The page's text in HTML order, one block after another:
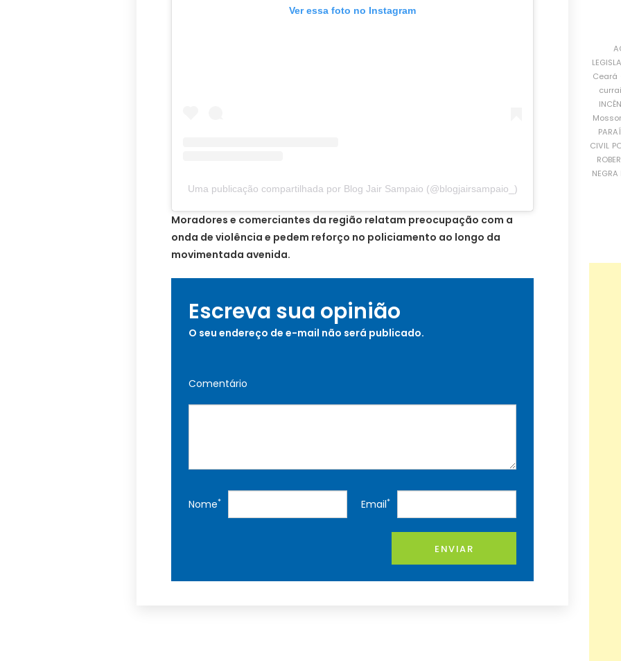
Ver essa foto no Instagram
Uma publicação compartilhada por Blog Jair Sampaio (@blogjairsampaio_)
Moradores e comerciantes da região relatam preocupação com a
onda de violência e pedem reforço no policiamento ao longo da
movimentada avenida.
Escreva sua opinião
O seu endereço de e-mail não será publicado.
Comentário
Nome* Email*
ENVIAR
Ceará
CIVIL
NEGRA